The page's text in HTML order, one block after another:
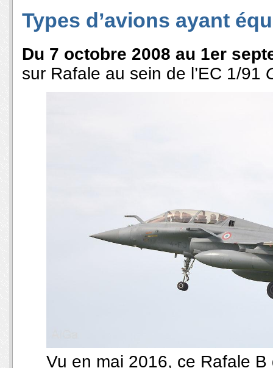
Types d’avions ayant
Du 7 octobre 2008 au 1er
sur Rafale au sein de l’EC 1/91
Vu en mai 2016, ce Rafale B